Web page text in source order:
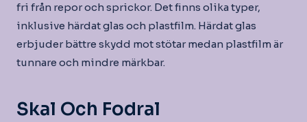
fri från repor och sprickor. Det finns olika typer,
inklusive härdat glas och plastfilm. Härdat glas
erbjuder bättre skydd mot stötar medan plastfilm är
tunnare och mindre märkbar.
Skal Och Fodral